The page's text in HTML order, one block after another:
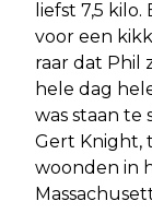
liefst 7,5
voor een
raar dat Phil
hele dag
was staan te
Gert Knight,
woonden in